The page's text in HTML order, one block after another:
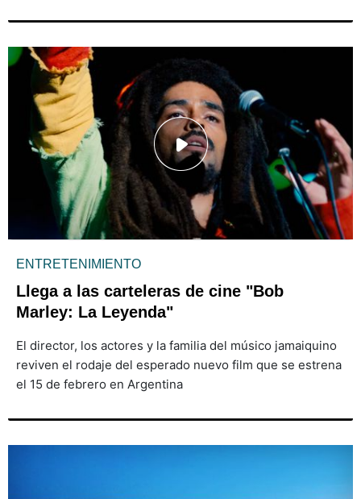
ENTRETENIMIENTO
Llega a las carteleras de cine "Bob
Marley: La Leyenda"
El director, los actores y la familia del músico jamaiquino
reviven el rodaje del esperado nuevo film que se estrena
el 15 de febrero en Argentina